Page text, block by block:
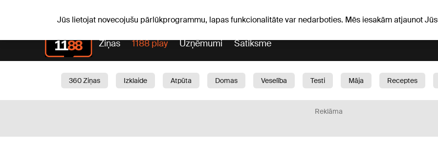
Jūs lietojat novecojušu pārlūkprogrammu, lapas funkcionalitāte var nedarboties. Mēs iesakām atjaunot
Ziņas 1188 play Uzņēmumi Satiksme
360 Ziņas Izklaide Atpūta Domas Veselība Testi Māja Receptes
Reklāma